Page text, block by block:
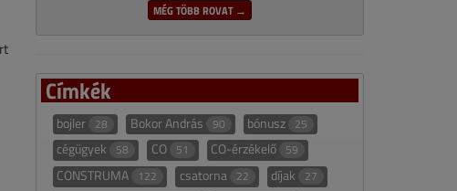
MÉG TÖBB ROVAT →
Címkék
bojler 28 Bokor András 90 bónusz 25
cégügyek 58 CO 51 CO-érzékelő 59
CONSTRUMA 122 csatorna 22 díjak 27